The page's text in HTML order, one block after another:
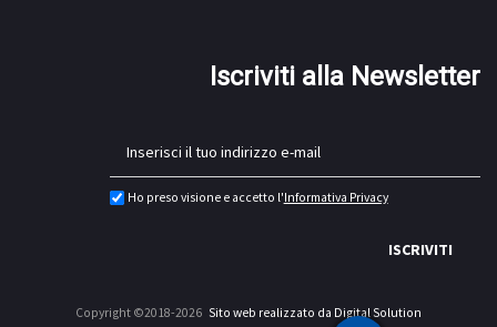
Iscriviti alla Newsletter
Ho preso visione e accetto l'Informativa Privacy
ISCRIVITI
Copyright ©2018-2026 Sito web realizzato da Digital Solution